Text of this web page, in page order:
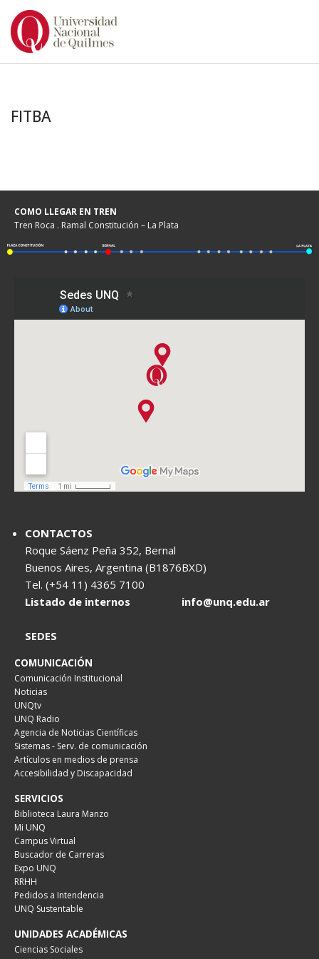
Ir
FITBA
COMO LLEGAR EN TREN
Tren Roca . Ramal Constitución – La Plata
CONTACTOS
Roque Sáenz Peña 352, Bernal
Buenos Aires, Argentina (B1876BXD)
Tel. (+54 11) 4365 7100
Listado de internos
info@unq.edu.ar
SEDES
COMUNICACIÓN
Comunicación Institucional
Noticias
UNQtv
UNQ Radio
Agencia de Noticias Científicas
Sistemas - Serv. de comunicación
Artículos en medios de prensa
Accesibilidad y Discapacidad
SERVICIOS
Biblioteca Laura Manzo
Mi UNQ
Campus Virtual
Buscador de Carreras
Expo UNQ
RRHH
Pedidos a Intendencia
UNQ Sustentable
UNIDADES ACADÉMICAS
Ciencias Sociales